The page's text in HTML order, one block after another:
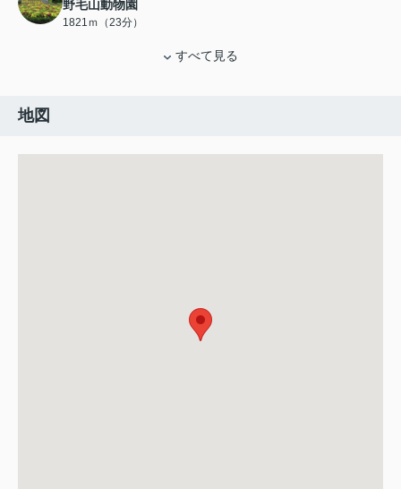
野毛山動物園
1821ｍ（23分）
すべて見る
地図